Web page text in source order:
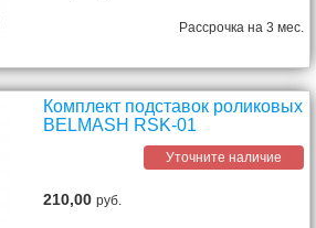
Рассрочка на 3 мес.
Комплект подставок роликовых
BELMASH RSK-01
Уточните наличие
210,00руб.